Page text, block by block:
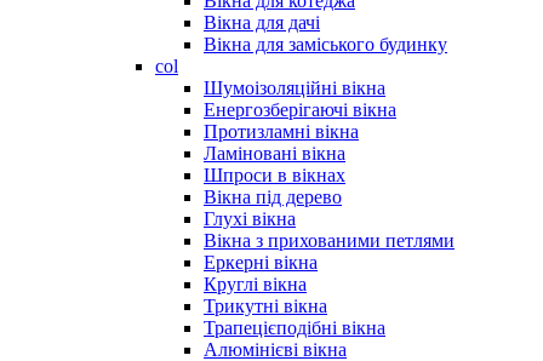
Вікна для дачі
Вікна для заміського будинку
col
Шумоізоляційні вікна
Енергозберігаючі вікна
Протизламні вікна
Ламіновані вікна
Шпроси в вікнах
Вікна під дерево
Глухі вікна
Вікна з прихованими петлями
Еркерні вікна
Круглі вікна
Трикутні вікна
Трапецієподібні вікна
Алюмінієві вікна